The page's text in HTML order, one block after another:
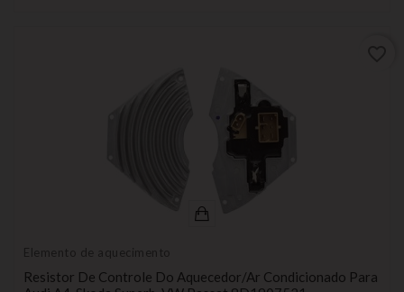
Elemento de aquecimento
Resistor De Controle Do Aquecedor/ar Condicionado Para